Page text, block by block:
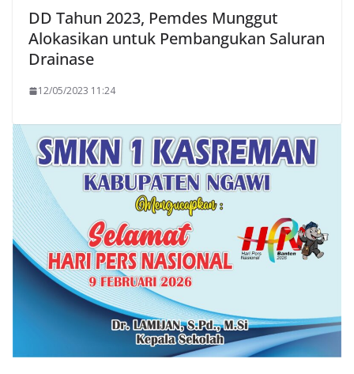
DD Tahun 2023, Pemdes Munggut
Alokasikan untuk Pembangukan Saluran
Drainase
12/05/2023 11:24